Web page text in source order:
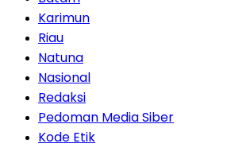
Karimun
Riau
Natuna
Nasional
Redaksi
Pedoman Media Siber
Kode Etik